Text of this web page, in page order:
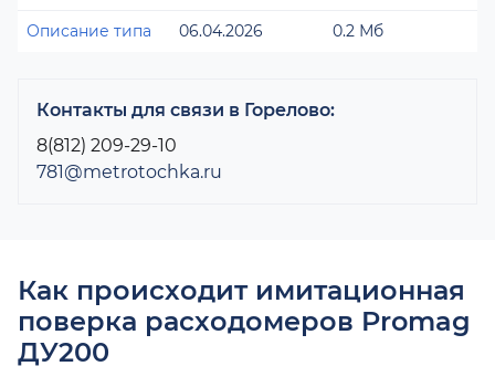
Описание типа 06.04.2026 0.2 Мб
Контакты для связи в Горелово:
8(812) 209-29-10
781@metrotochka.ru
Как происходит имитационная
поверка расходомеров Promag
ДУ200